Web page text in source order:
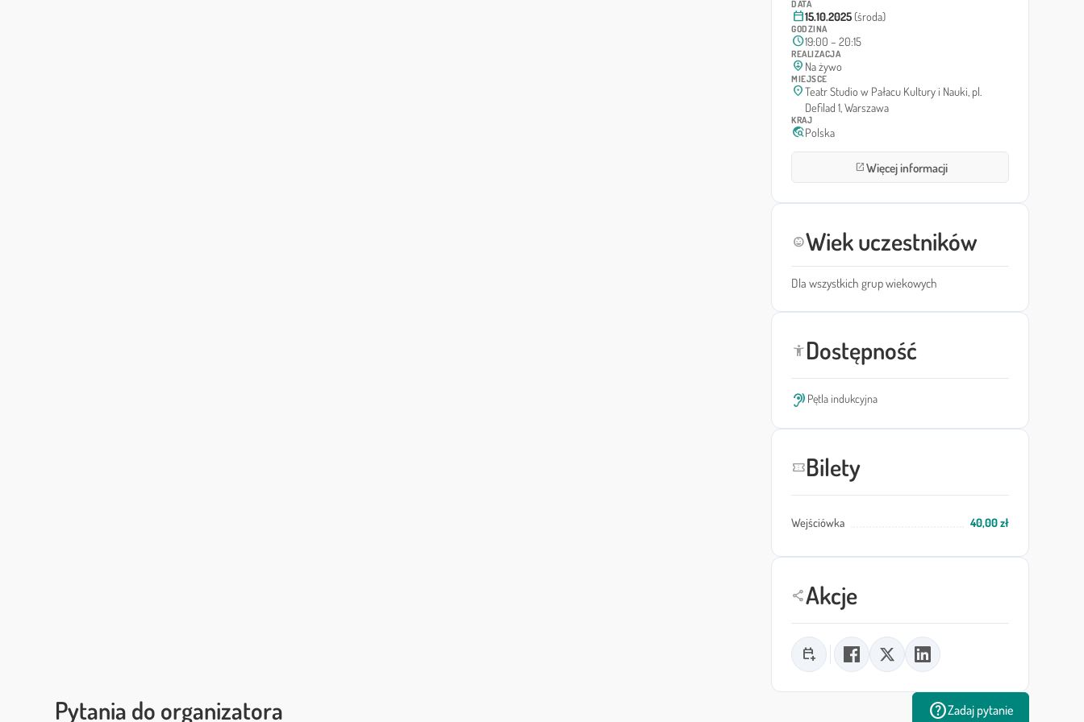
DATA
calendar_today15.10.2025 (środa)
GODZINA
schedule19:00 – 20:15
REALIZACJA
person_pin_circle Na żywo
MIEJSCE
location_onTeatr Studio w Pałacu Kultury i Nauki, pl.
Defilad 1, Warszawa
KRAJ
travel_explorePolska
open_in_newWięcej informacji
child_careWiek uczestników
Dla wszystkich grup wiekowych
accessibility_newDostępność
hearing Pętla indukcyjna
confirmation_numberBilety
Wejściówka 40,00 zł
shareAkcje
calendar_add_on
Pytania do organizatora helpZadaj pytanie